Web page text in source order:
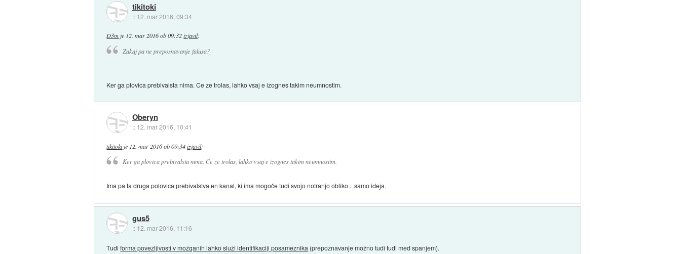
tikitoki
:: 12. mar 2016, 09:34
D3mje 12. mar 2016 ob 09:32 izjavil:
Zakaj pa ne prepoznavanje falusa?
Ker ga plovica prebivalsta nima. Ce ze trolas, lahko vsaj e izognes takim neumnostim.
Oberyn
:: 12. mar 2016, 10:41
tikitokije 12. mar 2016 ob 09:34 izjavil:
Ker ga plovica prebivalsta nima. Ce ze trolas, lahko vsaj e izognes takim neumnostim.
Ima pa ta druga polovica prebivalstva en kanal, ki ima mogoče tudi svojo notranjo obliko... samo ideja.
gus5
:: 12. mar 2016, 11:16
Tudiforma povezljivosti v možganih lahko služi identifikaciji posameznika (prepoznavanje možno tudi tudi med spanjem).